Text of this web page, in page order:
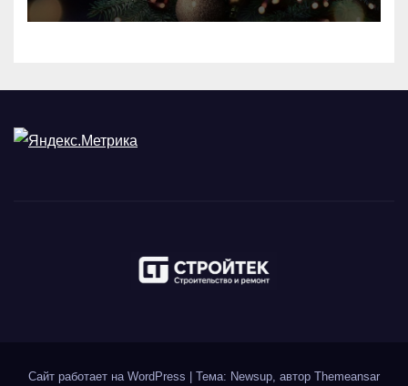
Сайт работает на WordPress Тема: Newsup, автор Themeansar